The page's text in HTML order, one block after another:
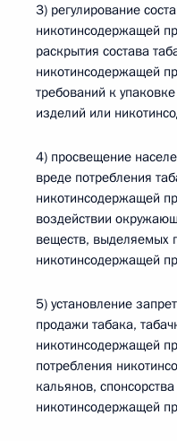
3) регулирование
никотинсодержащей
раскрытия состава
никотинсодержащей
требований к
изделий или
4) просвещение
вреде потребления
никотинсодержащей
воздействии
веществ, выделяемых
никотинсодержащей
5) установление
продажи табака,
никотинсодержащей
потребления
кальянов,
никотинсодержащей